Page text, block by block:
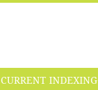
CURRENT INDEXING